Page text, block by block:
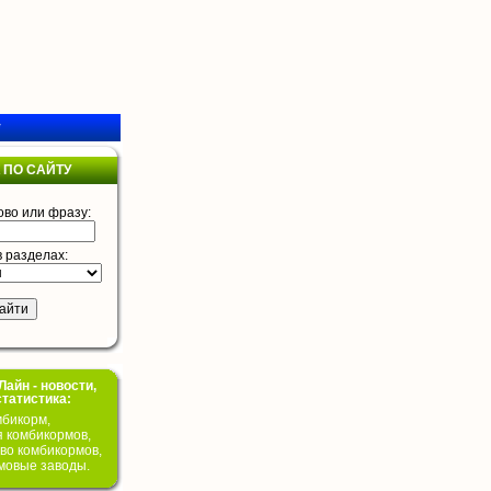
САЙТУ
или фразу:
разделах:
- новости,
комбикормов,
комбикормов,
заводы.